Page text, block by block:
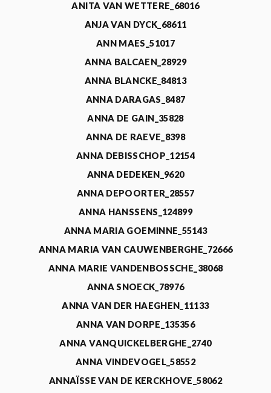
ANITA VAN WETTERE_68016
ANJA VAN DYCK_68611
ANN MAES_51017
ANNA BALCAEN_28929
ANNA BLANCKE_84813
ANNA DARAGAS_8487
ANNA DE GAIN_35828
ANNA DE RAEVE_8398
ANNA DEBISSCHOP_12154
ANNA DEDEKEN_9620
ANNA DEPOORTER_28557
ANNA HANSSENS_124899
ANNA MARIA GOEMINNE_55143
ANNA MARIA VAN CAUWENBERGHE_72666
ANNA MARIE VANDENBOSSCHE_38068
ANNA SNOECK_78976
ANNA VAN DER HAEGHEN_11133
ANNA VAN DORPE_135356
ANNA VANQUICKELBERGHE_2740
ANNA VINDEVOGEL_58552
ANNAÏSSE VAN DE KERCKHOVE_58062